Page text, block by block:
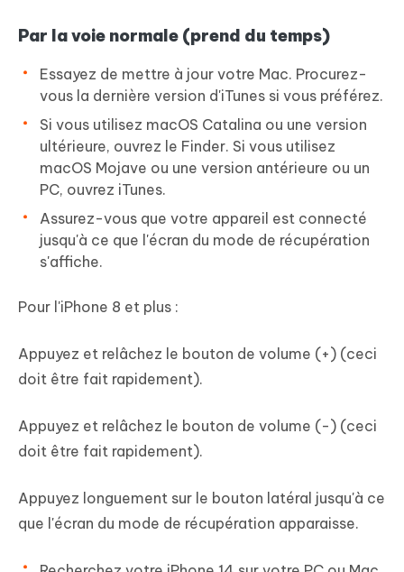
Par la voie normale (prend du temps)
Essayez de mettre à jour votre Mac. Procurez-
vous la dernière version d'iTunes si vous préférez.
Si vous utilisez macOS Catalina ou une version
ultérieure, ouvrez le Finder. Si vous utilisez
macOS Mojave ou une version antérieure ou un
PC, ouvrez iTunes.
Assurez-vous que votre appareil est connecté
jusqu'à ce que l'écran du mode de récupération
s'affiche.
Pour l'iPhone 8 et plus :
Appuyez et relâchez le bouton de volume (+) (ceci
doit être fait rapidement).
Appuyez et relâchez le bouton de volume (-) (ceci
doit être fait rapidement).
Appuyez longuement sur le bouton latéral jusqu'à ce
que l'écran du mode de récupération apparaisse.